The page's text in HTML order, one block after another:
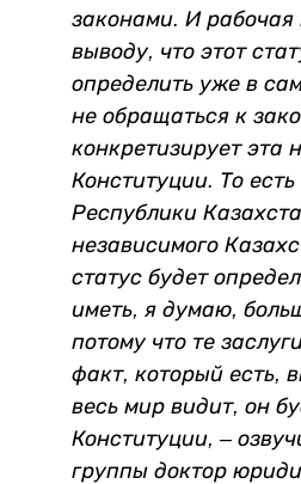
законами. И
выводу, что этот
определить уже в
не обращаться к
конкретизирует эта
Конституции. То есть
Республики
независимого
статус будет
иметь, я думаю,
потому что те
факт, который есть,
весь мир видит, он
Конституции, –
группы доктор